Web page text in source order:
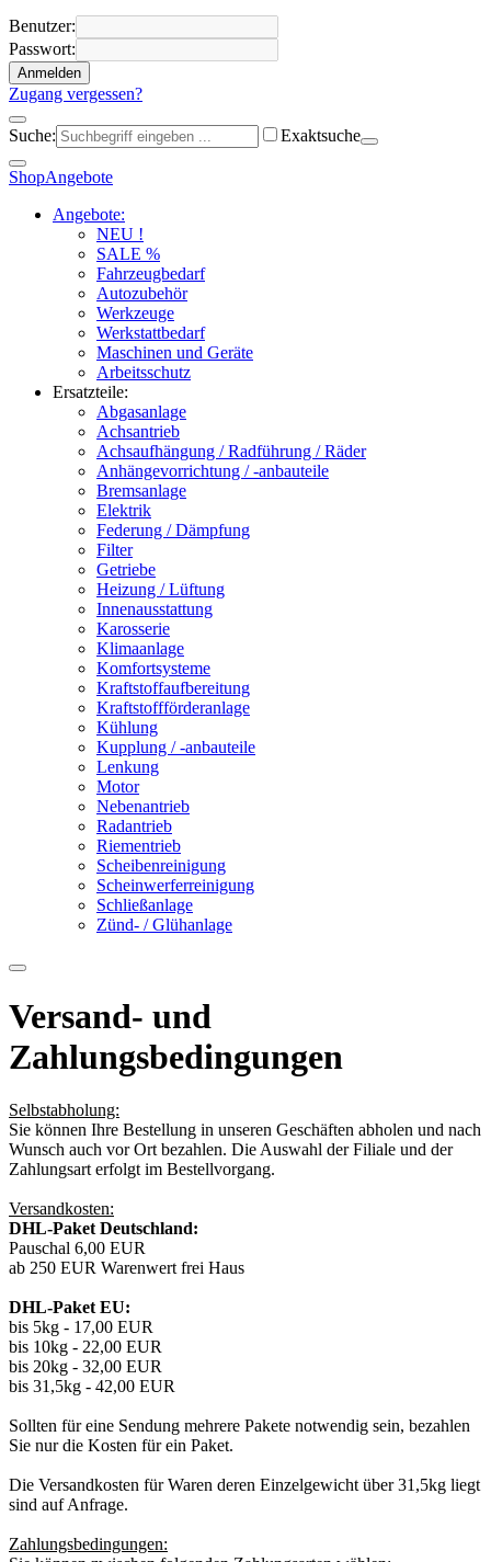
Benutzer:
Passwort:
Anmelden
Zugang vergessen?
Suche: Exaktsuche
ShopAngebote
Angebote:
NEU !
SALE %
Fahrzeugbedarf
Autozubehör
Werkzeuge
Werkstattbedarf
Maschinen und Geräte
Arbeitsschutz
Ersatzteile:
Abgasanlage
Achsantrieb
Achsaufhängung / Radführung / Räder
Anhängevorrichtung / -anbauteile
Bremsanlage
Elektrik
Federung / Dämpfung
Filter
Getriebe
Heizung / Lüftung
Innenausstattung
Karosserie
Klimaanlage
Komfortsysteme
Kraftstoffaufbereitung
Kraftstoffförderanlage
Kühlung
Kupplung / -anbauteile
Lenkung
Motor
Nebenantrieb
Radantrieb
Riementrieb
Scheibenreinigung
Scheinwerferreinigung
Schließanlage
Zünd- / Glühanlage
Versand- und
Zahlungsbedingungen
Selbstabholung:
Sie können Ihre Bestellung in unseren Geschäften abholen und nach
Wunsch auch vor Ort bezahlen. Die Auswahl der Filiale und der
Zahlungsart erfolgt im Bestellvorgang.
Versandkosten:
DHL-Paket Deutschland:
Pauschal 6,00 EUR
ab 250 EUR Warenwert frei Haus
DHL-Paket EU:
bis 5kg - 17,00 EUR
bis 10kg - 22,00 EUR
bis 20kg - 32,00 EUR
bis 31,5kg - 42,00 EUR
Sollten für eine Sendung mehrere Pakete notwendig sein, bezahlen
Sie nur die Kosten für ein Paket.
Die Versandkosten für Waren deren Einzelgewicht über 31,5kg liegt
sind auf Anfrage.
Zahlungsbedingungen: